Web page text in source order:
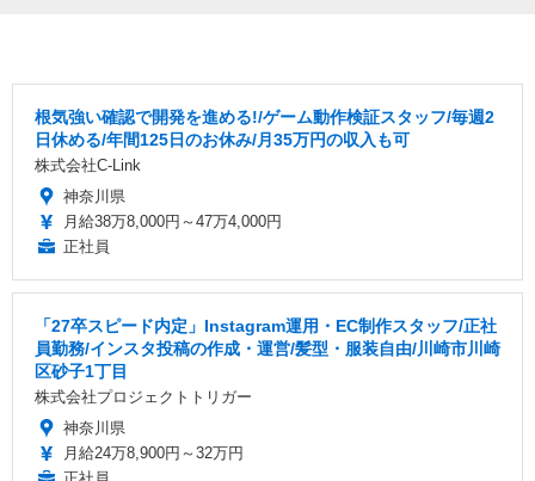
根気強い確認で開発を進める!/ゲーム動作検証スタッフ/毎週2
日休める/年間125日のお休み/月35万円の収入も可
株式会社C-Link
神奈川県
月給38万8,000円～47万4,000円
正社員
「27卒スピード内定」Instagram運用・EC制作スタッフ/正社
員勤務/インスタ投稿の作成・運営/髪型・服装自由/川崎市川崎
区砂子1丁目
株式会社プロジェクトトリガー
神奈川県
月給24万8,900円～32万円